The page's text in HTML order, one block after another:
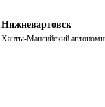
Нижневартовск
Ханты-Мансийский